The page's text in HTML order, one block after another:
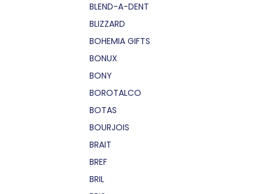
BLEND-A-DENT
BLIZZARD
BOHEMIA GIFTS
BONUX
BONY
BOROTALCO
BOTAS
BOURJOIS
BRAIT
BREF
BRIL